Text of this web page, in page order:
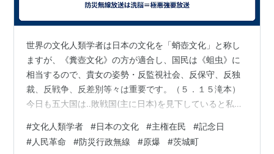
世界の文化人類学者は日本の文化を「蛸壺文化」と称し
ますが、《糞壺文化》の方が適合し、国民は《蛆虫》に
相当するので、貴女の姿勢・反監視社会、反保守、反独
裁、反戦争、反差別等々は重要です。（５．１５滝本）
今日も五大国は‥敗戦国(主に日本)を見下していると私は
が、現実は《糞壺文化》であり、国民は《蛆虫》なので
すから当然です。 ＠hurati 日本の風景の美しさと裏腹
#文化人類学者 #日本の文化 #主権在民 #記念日
#人民革命 #防災行政無線 #原爆 #茨城町